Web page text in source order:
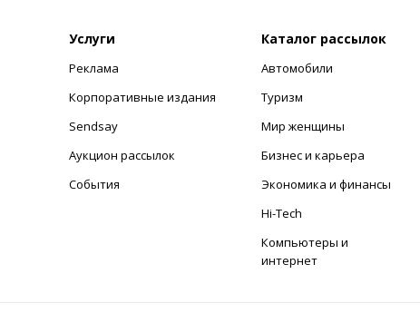
Услуги
Реклама
Корпоративные издания
Sendsay
Аукцион рассылок
События
Каталог рассылок
Автомобили
Туризм
Мир женщины
Бизнес и карьера
Экономика и финансы
Hi-Tech
Компьютеры и
интернет